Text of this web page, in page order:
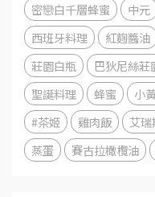
密戀白千層蜂蜜
中元
西班牙料理
紅麴醬油
莊園白瓶
巴狄尼絲莊
聖誕料理
蜂蜜 小
#茶姬
雞肉飯 艾
蒸蛋
賽古拉橄欖油